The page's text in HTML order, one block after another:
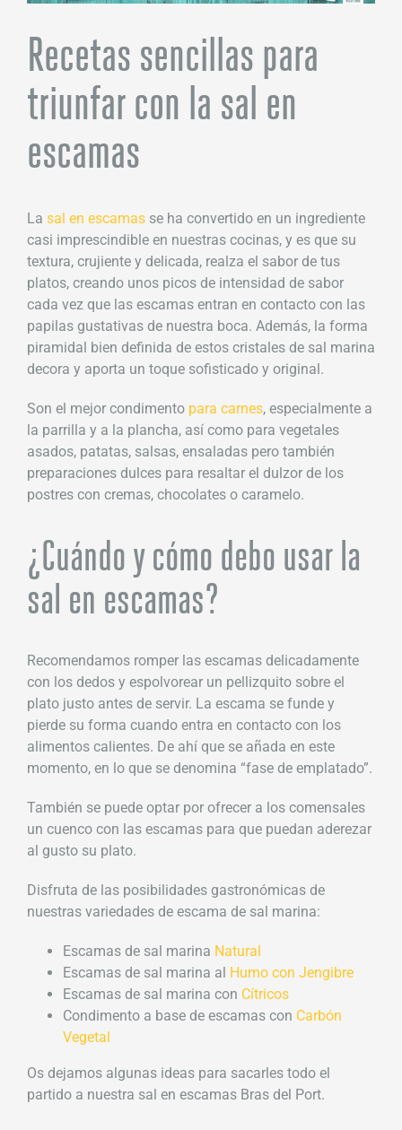
Recetas sencillas para
triunfar con la sal en
escamas
La sal en escamas se ha convertido en un ingrediente
casi imprescindible en nuestras cocinas, y es que su
textura, crujiente y delicada, realza el sabor de tus
platos, creando unos picos de intensidad de sabor
cada vez que las escamas entran en contacto con las
papilas gustativas de nuestra boca. Además, la forma
piramidal bien definida de estos cristales de sal marina
decora y aporta un toque sofisticado y original.
Son el mejor condimento para carnes, especialmente a
la parrilla y a la plancha, así como para vegetales
asados, patatas, salsas, ensaladas pero también
preparaciones dulces para resaltar el dulzor de los
postres con cremas, chocolates o caramelo.
¿Cuándo y cómo debo usar la
sal en escamas?
Recomendamos romper las escamas delicadamente
con los dedos y espolvorear un pellizquito sobre el
plato justo antes de servir. La escama se funde y
pierde su forma cuando entra en contacto con los
alimentos calientes. De ahí que se añada en este
momento, en lo que se denomina “fase de emplatado”.
También se puede optar por ofrecer a los comensales
un cuenco con las escamas para que puedan aderezar
al gusto su plato.
Disfruta de las posibilidades gastronómicas de
nuestras variedades de escama de sal marina:
Escamas de sal marina Natural
Escamas de sal marina al Humo con Jengibre
Escamas de sal marina con Cítricos
Condimento a base de escamas con Carbón
Vegetal
Os dejamos algunas ideas para sacarles todo el
partido a nuestra sal en escamas Bras del Port.